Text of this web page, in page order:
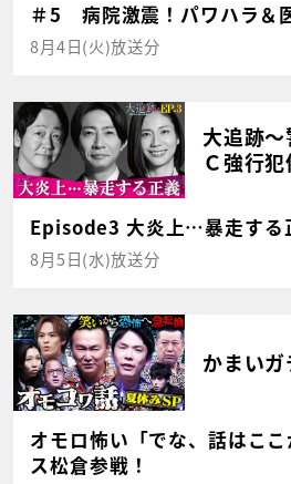
＃5 病院激震！パワハラ＆
8月4日(火)放送分
大追跡
Ｃ強行
Episode3 大炎上…暴走する
8月5日(水)放送分
かまいガ
オモロ怖い「でな、話はこ
ス松倉参戦！